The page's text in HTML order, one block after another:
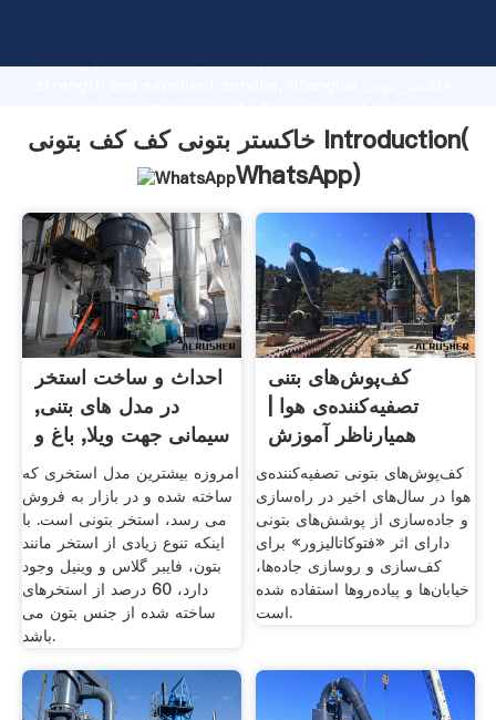
strong production capability, advanced research
values to all of customers.
خاکستر بتونی کف کف بتونی Introduction(
WhatsApp)
احداث و ساخت استخر
در مدل های بتنی,
سیمانی جهت ویلا, باغ و
امروزه بیشترین مدل استخری که
ساخته شده و در بازار به فروش
می رسد، استخر بتونی است. با
اینکه تنوع زیادی از استخر مانند
بتون، فایبر گلاس و وینیل وجود
دارد، 60 درصد از استخرهای
ساخته شده از جنس بتون می
باشد.
کف‌پوش‌های بتنی
تصفیه‌کننده‌ی هوا |
همیارناظر آموزش
کف‌پوش‌های بتونی تصفیه‌کننده‌ی
هوا در سال‌های اخیر در راه‌سازی
و جاده‌سازی از پوشش‌های بتونی
دارای اثر «فتوکاتالیزور» برای
کف‌سازی و روسازی جاده‌ها،
خیابان‌ها و پیاده‌روها استفاده شده
است.